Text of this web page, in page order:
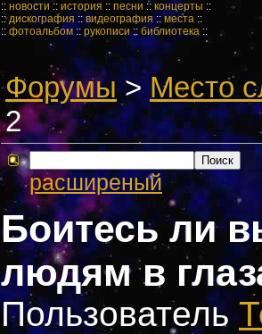
:: новости :: история :: песни :: концерты ::
::дискография :: видеография ::места ::
:: фотоальбом::рукописи::библиотека ::
Форумы> Место
2
расширеный
Боитесь ли
людям в
Пользователь